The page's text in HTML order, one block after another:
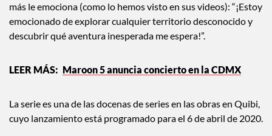
más le emociona (como lo hemos visto en sus videos): “¡Estoy
emocionado de explorar cualquier territorio desconocido y
descubrir qué aventura inesperada me espera!”.
Maroon 5 anuncia concierto en la CDMX
La serie es una de las docenas de series en las obras en Quibi,
cuyo lanzamiento está programado para el 6 de abril de 2020.